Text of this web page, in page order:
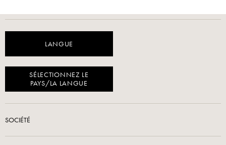
LANGUE
SÉLECTIONNEZ LE
PAYS/LA LANGUE
SOCIÉTÉ